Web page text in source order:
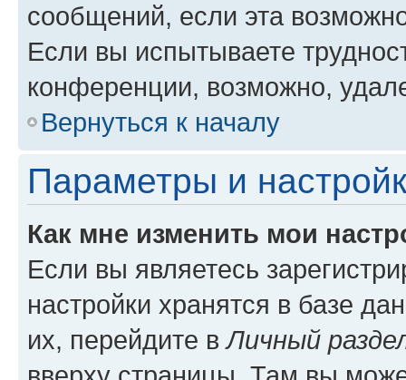
сообщений, если эта
Если вы испытываете
конференции, возможно,
Вернуться к началу
Параметры и
Как мне изменить мои
Если вы являетесь
настройки хранятся в базе
их, перейдите вЛичный